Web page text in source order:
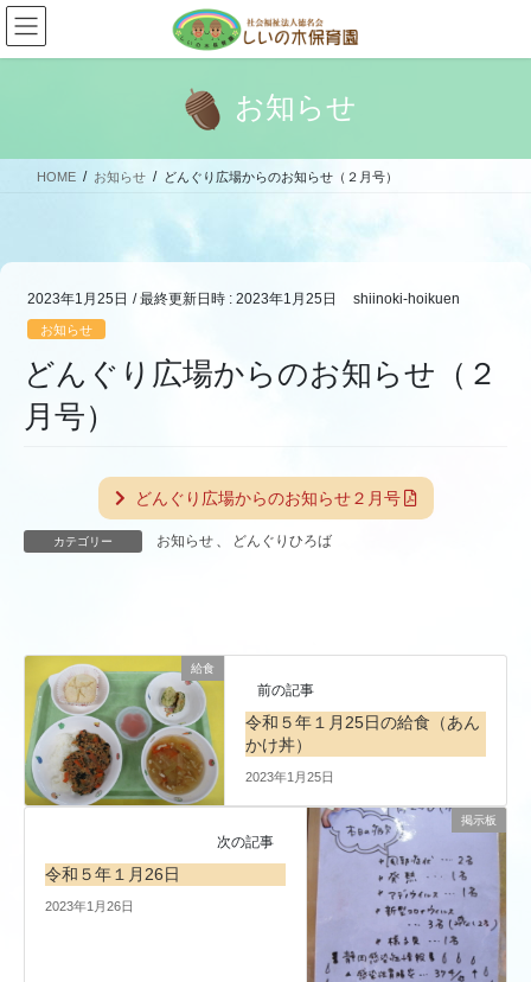
コ
ン
テ
ス
ナ
ビ
ゲ
ン
お知らせ
HOME お知らせ どんぐり広場からのお知らせ（２月号）
2023年1月25日 / 最終更新日時 : 2023年1月25日 shiinoki-hoikuen
お知らせ
どんぐり広場からのお知らせ（２
月号）
どんぐり広場からのお知らせ２月号
カテゴリー お知らせ どんぐりひろば
給食
前の記事
令和５年１月25日の給食（あん
かけ丼）
2023年1月25日
掲示板
次の記事
令和５年１月26日
2023年1月26日